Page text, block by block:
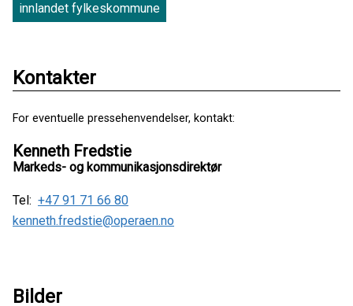
innlandet fylkeskommune
Kontakter
For eventuelle pressehenvendelser, kontakt:
Kenneth Fredstie
Markeds- og kommunikasjonsdirektør
Tel: +47 91 71 66 80
kenneth.fredstie@operaen.no
Bilder